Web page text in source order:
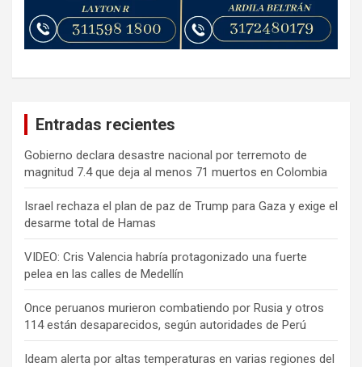
Entradas recientes
Gobierno declara desastre nacional por terremoto de
magnitud 7.4 que deja al menos 71 muertos en Colombia
Israel rechaza el plan de paz de Trump para Gaza y exige el
desarme total de Hamas
VIDEO: Cris Valencia habría protagonizado una fuerte
pelea en las calles de Medellín
Once peruanos murieron combatiendo por Rusia y otros
114 están desaparecidos, según autoridades de Perú
Ideam alerta por altas temperaturas en varias regiones del